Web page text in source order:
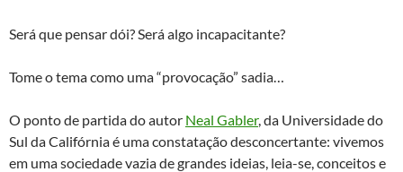
Será que pensar dói? Será algo incapacitante?
Tome o tema como uma “provocação” sadia…
O ponto de partida do autor Neal Gabler, da Universidade do
Sul da Califórnia é uma constatação desconcertante: vivemos
em uma sociedade vazia de grandes ideias, leia-se, conceitos e